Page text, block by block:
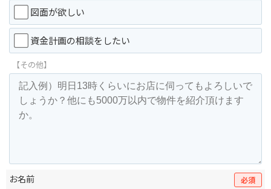
図面が欲しい
資金計画の相談をしたい
【その他】
お名前 必須